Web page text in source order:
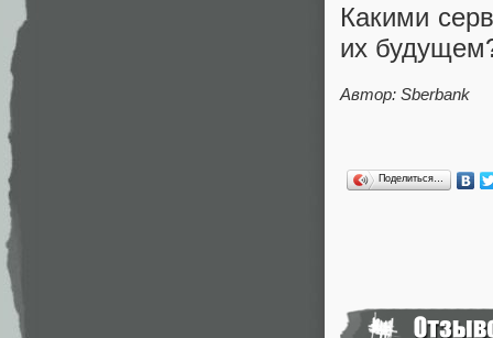
Какими
их
Автор: Sberbank
Поделиться…